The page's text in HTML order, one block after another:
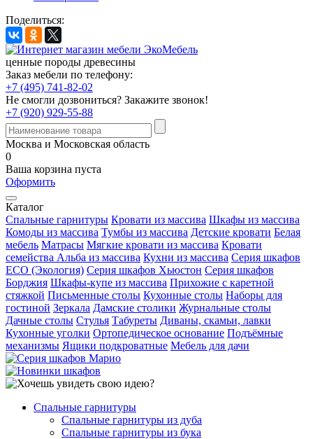
Поделиться:
ценные породы древесины
Заказ мебели по телефону:
+7 (495) 741-82-02
Не смогли дозвониться? Закажите звонок!
+7 (920) 929-55-88
Москва и Московская область
0
Ваша корзина пуста
Оформить
Каталог
Спальные гарнитуры Кровати из массива Шкафы из массива
Комоды из массива Тумбы из массива Детские кровати Белая
мебель Матрасы Мягкие кровати из массива Кровати
семейства Альба из массива Кухни из массива Серия шкафов
ECO (Экология) Серия шкафов Хьюстон Серия шкафов
Борджия Шкафы-купе из массива Прихожие с каретной
стяжкой Письменные столы Кухонные столы Наборы для
гостиной Зеркала Дамские столики Журнальные столы
Дачные столы Стулья Табуреты Диваны, скамьи, лавки
Кухонные уголки Ортопедическое основание Подъёмные
механизмы Ящики подкроватные Мебель для дачи
Спальные гарнитуры
Спальные гарнитуры из дуба
Спальные гарнитуры из бука